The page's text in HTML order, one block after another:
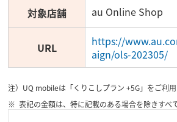
対象店舗 au Online Shop
URL
https://
aign/ols-202305/
注）UQ mobileは「くりこしプラン +5G」をご利用
表記の金額は、特に記載のある場合を除きすべ